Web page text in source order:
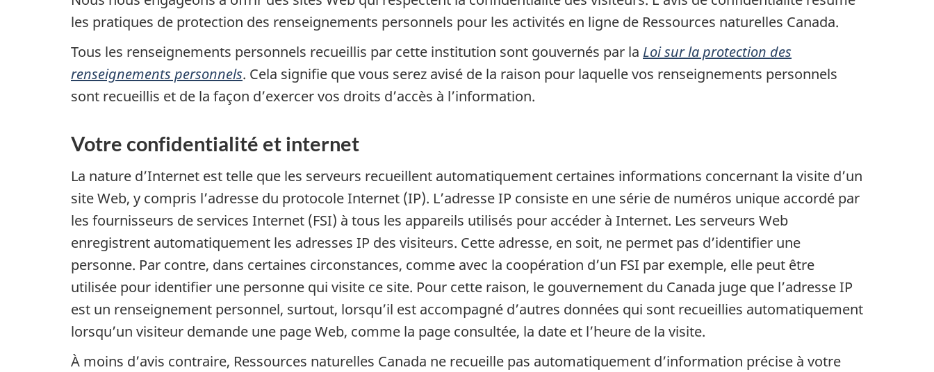
les pratiques de protection des renseignements personnels pour les activités en ligne de Ressources naturelles Canada.
Tous les renseignements personnels recueillis par cette institution sont gouvernés par la Loi sur la protection des
renseignements personnels. Cela signifie que vous serez avisé de la raison pour laquelle vos renseignements personnels
sont recueillis et de la façon d’exercer vos droits d’accès à l’information.
Votre confidentialité et internet
La nature d’Internet est telle que les serveurs recueillent automatiquement certaines informations concernant la visite d’un
site Web, y compris l’adresse du protocole Internet (IP). L’adresse IP consiste en une série de numéros unique accordé par
les fournisseurs de services Internet (FSI) à tous les appareils utilisés pour accéder à Internet. Les serveurs Web
enregistrent automatiquement les adresses IP des visiteurs. Cette adresse, en soit, ne permet pas d’identifier une
personne. Par contre, dans certaines circonstances, comme avec la coopération d’un FSI par exemple, elle peut être
utilisée pour identifier une personne qui visite ce site. Pour cette raison, le gouvernement du Canada juge que l’adresse IP
est un renseignement personnel, surtout, lorsqu’il est accompagné d’autres données qui sont recueillies automatiquement
lorsqu’un visiteur demande une page Web, comme la page consultée, la date et l’heure de la visite.
À moins d’avis contraire, Ressources naturelles Canada ne recueille pas automatiquement d’information précise à votre